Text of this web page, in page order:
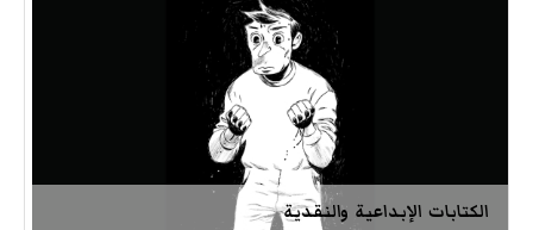
الكتابات الإبداعية والنقدية